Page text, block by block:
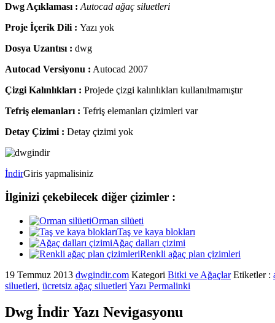
Dwg Açıklaması : Autocad ağaç siluetleri
Proje İçerik Dili : Yazı yok
Dosya Uzantısı : dwg
Autocad Versiyonu : Autocad 2007
Çizgi Kalınlıkları : Projede çizgi kalınlıkları kullanılmamıştır
Tefriş elemanları : Tefriş elemanları çizimleri var
Detay Çizimi : Detay çizimi yok
İndirGiris yapmalisiniz
İlginizi çekebilecek diğer çizimler :
Orman silüeti
Taş ve kaya blokları
Ağaç dalları çizimi
Renkli ağaç plan çizimleri
19 Temmuz 2013 dwgindir.com Kategori Bitki ve Ağaçlar Etiketler :
siluetleri, ücretsiz ağaç siluetleri Yazı Permalinki
Dwg İndir Yazı Nevigasyonu